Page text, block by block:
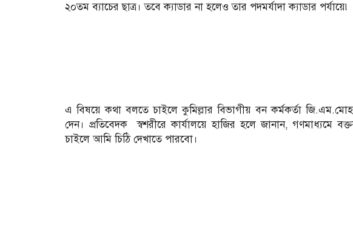
২০তম ব্যাচের ছাত্র। তবে ক্যাডার না হলেও তার পদমর্যাদা ক্যাডার পর্যায়ে৷
এ বিষয়ে কথা বলতে চাইলে কুমিল্লার বিভাগীয় বন কর্মকর্তা
দেন। প্রতিবেদক স্বশরীরে কার্যালয়ে হাজির হলে জানান, গণমাধ্যমে
চাইলে আমি চিঠি দেখাতে পারবো।